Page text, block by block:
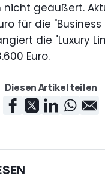
nicht geäußert.
für die "Business
die "Luxury
Euro.
Diesen Artikel teilen